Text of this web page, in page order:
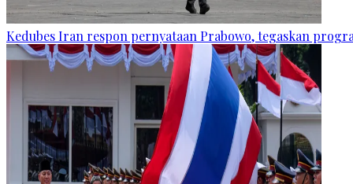
Kedubes Iran respon pernyataan Prabowo, tegaskan